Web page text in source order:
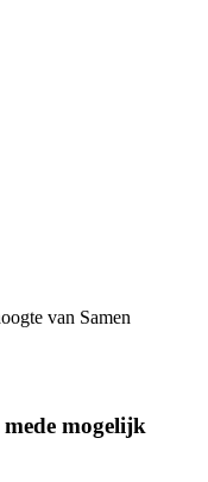
van Samen
mogelijk